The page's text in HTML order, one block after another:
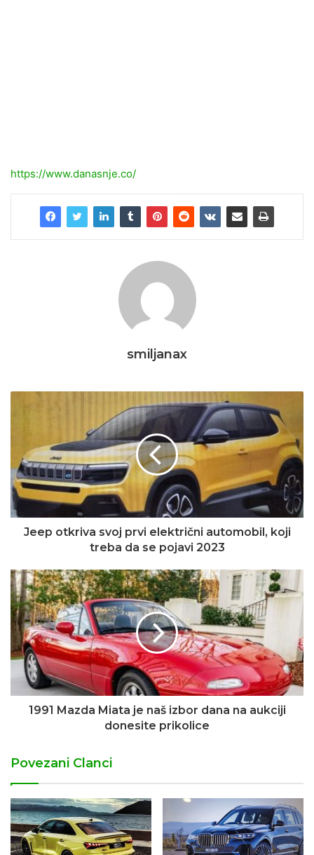
https://www.danasnje.co/
smiljanax
Jeep otkriva svoj prvi električni automobil, koji
treba da se pojavi 2023
1991 Mazda Miata je naš izbor dana na aukciji
donesite prikolice
Povezani Clanci